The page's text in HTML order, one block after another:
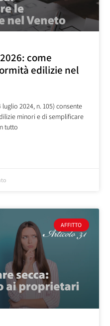
come
edilizie nel
2024, n. 105) consente
minori e di semplificare
tutto
AFFITTO